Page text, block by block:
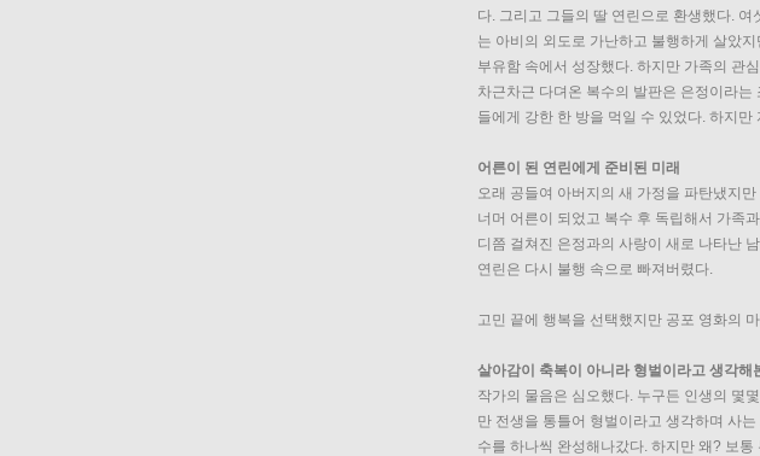
다. 그리고 그들의 딸 연린으로 환생했다.
는 아비의 외도로 가난하고 불행하게 살았
부유함 속에서 성장했다. 하지만 가족의 관
차근차근 다뎌온 복수의 발판은 은정이라
들에게 강한 한 방을 먹일 수 있었다. 하지
어른이 된 연린에게 준비된 미래
오래 공들여 아버지의 새 가정을 파탄냈지
너머 어른이 되었고 복수 후 독립해서 가족
디쯤 걸쳐진 은정과의 사랑이 새로 나타난
연린은 다시 불행 속으로 빠져버렸다.
고민 끝에 행복을 선택했지만 공포 영화의
살아감이 축복이 아니라 형벌이라고 생각해
작가의 물음은 심오했다. 누구든 인생의 몇
만 전생을 통틀어 형벌이라고 생각하며 사
수를 하나씩 완성해나갔다. 하지만 왜? 보